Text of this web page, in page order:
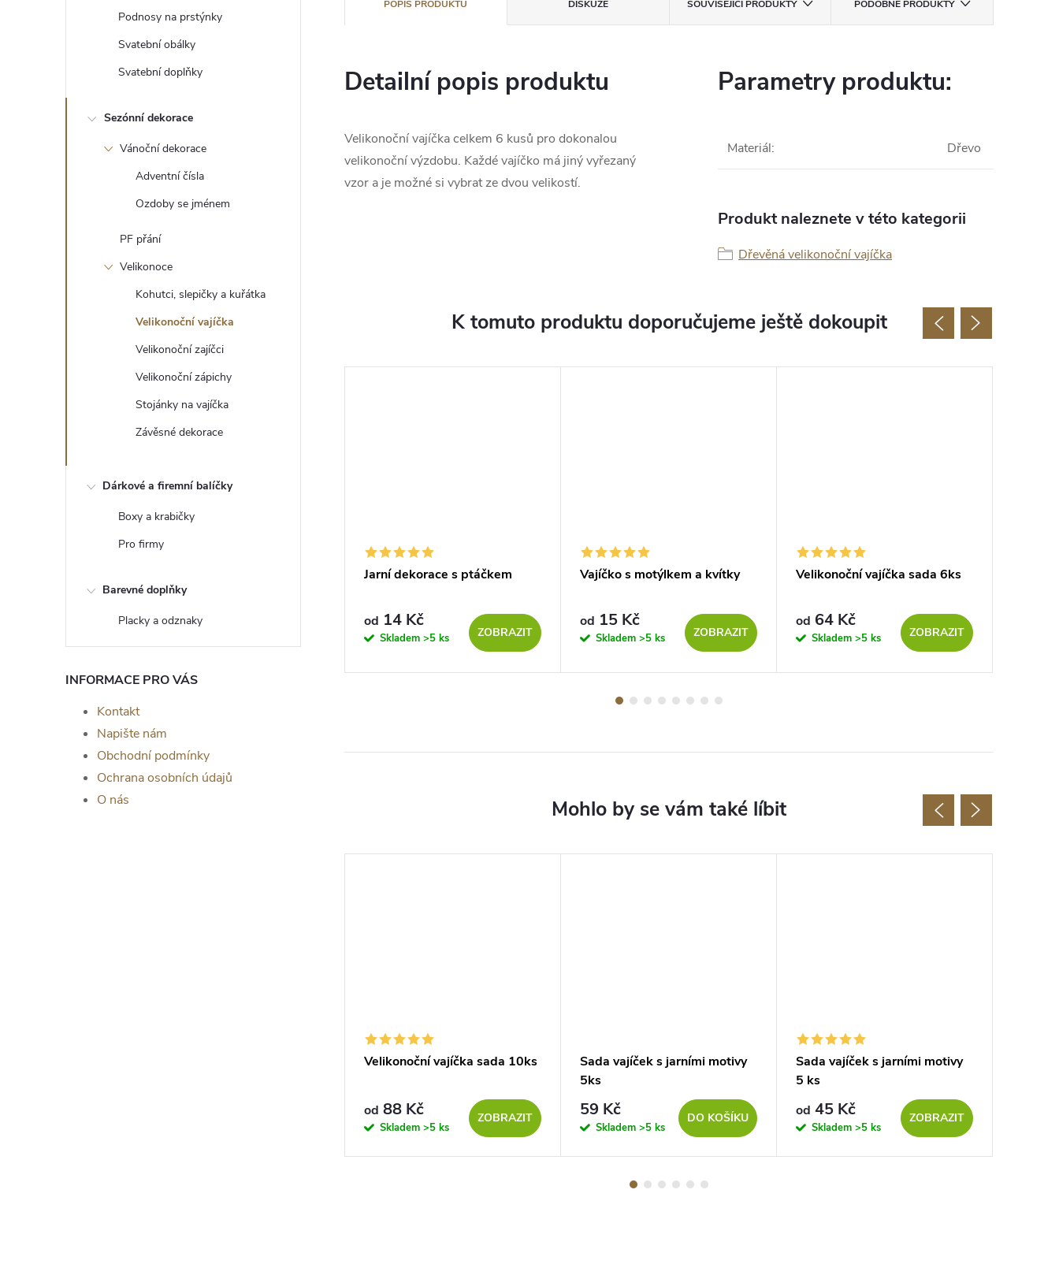
Podnosy na prstýnky
Svatební obálky
Svatební doplňky
Sezónní dekorace
Vánoční dekorace
Adventní čísla
Ozdoby se jménem
PF přání
Velikonoce
Kohutci, slepičky a kuřátka
Velikonoční vajíčka
Velikonoční zajíčci
Velikonoční zápichy
Stojánky na vajíčka
Závěsné dekorace
Dárkové a firemní balíčky
Boxy a krabičky
Pro firmy
Barevné doplňky
Placky a odznaky
INFORMACE PRO VÁS
Kontakt
Napište nám
Obchodní podmínky
Ochrana osobních údajů
O nás
POPIS PRODUKTU DISKUZE SOUVISEJÍCÍ PRODUKTY PODOBNÉ PRODUKTY
Detailní popis produktu
Velikonoční vajíčka celkem 6 kusů pro dokonalou
velikonoční výzdobu. Každé vajíčko má jiný vyřezaný
vzor a je možné si vybrat ze dvou velikostí.
Parametry produktu:
Materiál: Dřevo
Produkt naleznete v této kategorii
Dřevěná velikonoční vajíčka
K tomuto produktu doporučujeme ještě dokoupit
kusů
59 Kč
Jarní dekorace s ptáčkem
od 14 Kč
Skladem >5 ks ZOBRAZIT
Vajíčko s motýlkem a kvítky
od 15 Kč
Skladem >5 ks ZOBRAZIT
Velikonoční vajíčka sada 6ks
od 64 Kč
Skladem >5 ks ZOBRAZIT
Velikonoční vajíčka sada 10ks
od 88 Kč
Skladem >5 ks
ZOBRAZIT
Sada vajíček s jarními motivy
5ks
59 Kč
Skladem >5 ks
DO KOŠÍKU
Sada vajíček s jarními motivy
5 ks
od 45 Kč
Skladem >5 ks
ZOBRAZIT